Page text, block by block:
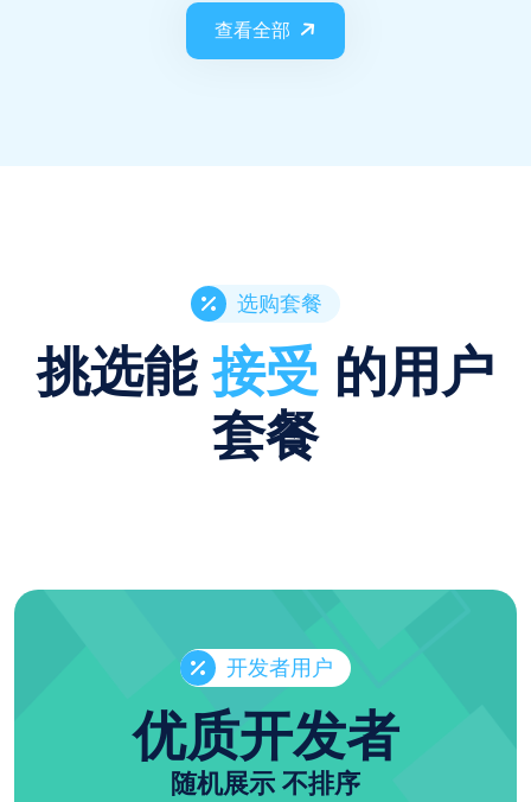
查看全部
选购套餐
挑选能接受 的用户
套餐
开发者用户
优质开发者
随机展示 不排序